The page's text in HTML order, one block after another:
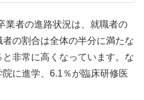
業者の進路状況は、就職者の
の割合は全体の半分に満たな
非常に高くなっています。な
に進学、6.1％が臨床研修医